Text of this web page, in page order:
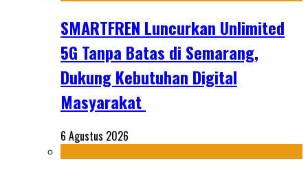
SMARTFREN Luncurkan Unlimited
5G Tanpa Batas di Semarang,
Dukung Kebutuhan Digital
Masyarakat
6 Agustus 2026